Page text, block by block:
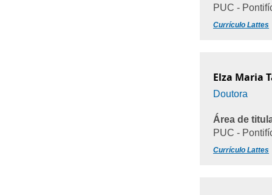
PUC -
Currículo Lattes
Elza Maria
Doutora
Área de
PUC -
Currículo Lattes